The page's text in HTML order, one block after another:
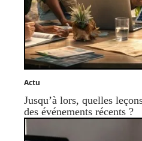
Actu
Jusqu’à lors, quelles
des événements récents ?